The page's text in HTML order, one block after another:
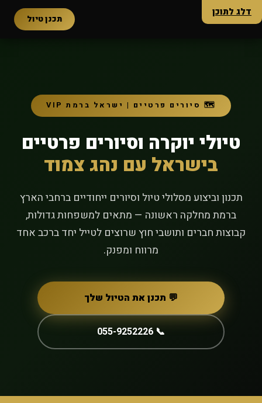
דלג לתוכן
הלל טורס תכנן טיול
🗺️ סיורים פרטיים | ישראל ברמת VIP
טיולי יוקרה וסיורים פרטיים
בישראל עם נהג צמוד
תכנון וביצוע מסלולי טיול וסיורים ייחודיים ברחבי הארץ
ברמת מחלקה ראשונה — מתאים למשפחות גדולות,
קבוצות חברים ותושבי חוץ שרוצים לטייל יחד ברכב אחד
מרווח ומפנק.
💬 תכנן את הטיול שלך
📞 055-9252226